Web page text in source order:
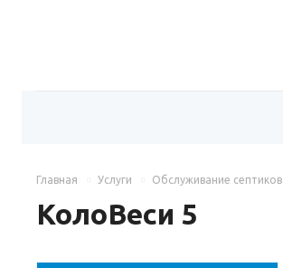
Главная Услуги Обслуживание септиков
КолоВеси 5